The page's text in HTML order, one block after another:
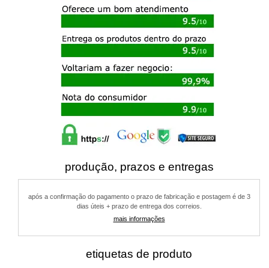
produção, prazos e entregas
após a confirmação do pagamento o prazo de fabricação e postagem é de 3
dias úteis + prazo de entrega dos correios.
mais informações
etiquetas de produto